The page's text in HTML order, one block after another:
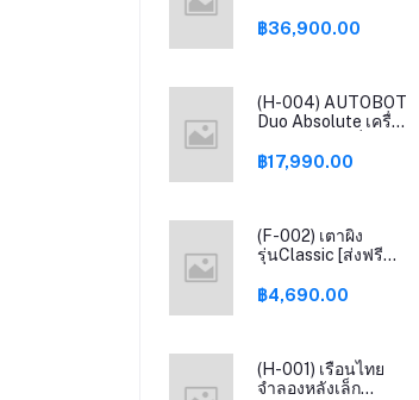
฿36,900.00
(H-004) AUTOBOT
Duo Absolute เครื่อง
พื้น ในตัวเดียว FREE
฿17,990.00
(F-002) เตาผิง
รุ่นClassic​ [ส่งฟรี
งานคุณภาพ
฿4,690.00
(H-001) เรือนไทย
จำลองหลังเล็ก
(F-005) Chic Republic
ตกแต่งผนัง - สี เทา